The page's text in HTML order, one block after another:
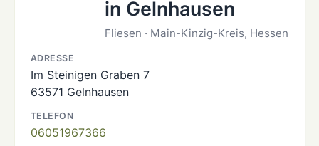
in Gelnhausen
Fliesen · Main-Kinzig-Kreis, Hessen
ADRESSE
Im Steinigen Graben 7
63571 Gelnhausen
TELEFON
06051967366